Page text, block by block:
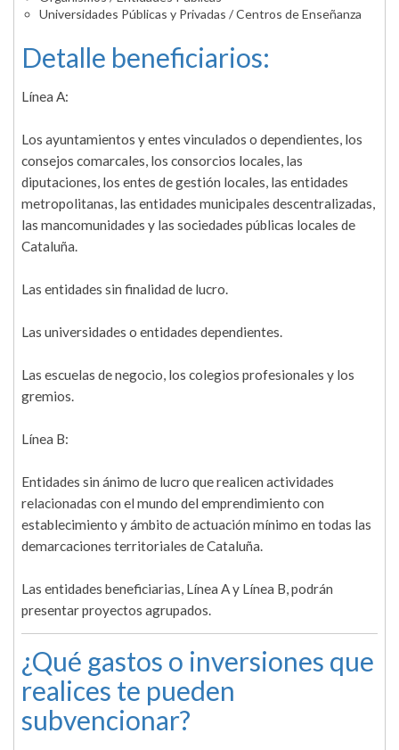
Universidades Públicas y Privadas / Centros de Enseñanza
Detalle beneficiarios:
Línea A:
Los ayuntamientos y entes vinculados o dependientes, los
consejos comarcales, los consorcios locales, las
diputaciones, los entes de gestión locales, las entidades
metropolitanas, las entidades municipales descentralizadas,
las mancomunidades y las sociedades públicas locales de
Cataluña.
Las entidades sin finalidad de lucro.
Las universidades o entidades dependientes.
Las escuelas de negocio, los colegios profesionales y los
gremios.
Línea B:
Entidades sin ánimo de lucro que realicen actividades
relacionadas con el mundo del emprendimiento con
establecimiento y ámbito de actuación mínimo en todas las
demarcaciones territoriales de Cataluña.
Las entidades beneficiarias, Línea A y Línea B, podrán
presentar proyectos agrupados.
¿Qué gastos o inversiones que
realices te pueden
subvencionar?